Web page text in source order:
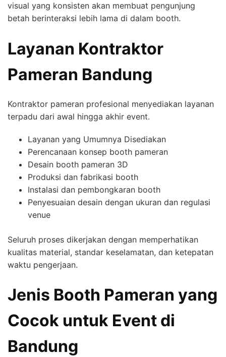
visual yang konsisten akan membuat pengunjung
betah berinteraksi lebih lama di dalam booth.
Layanan Kontraktor
Pameran Bandung
Kontraktor pameran profesional menyediakan layanan
terpadu dari awal hingga akhir event.
Layanan yang Umumnya Disediakan
Perencanaan konsep booth pameran
Desain booth pameran 3D
Produksi dan fabrikasi booth
Instalasi dan pembongkaran booth
Penyesuaian desain dengan ukuran dan regulasi
venue
Seluruh proses dikerjakan dengan memperhatikan
kualitas material, standar keselamatan, dan ketepatan
waktu pengerjaan.
Jenis Booth Pameran yang
Cocok untuk Event di
Bandung